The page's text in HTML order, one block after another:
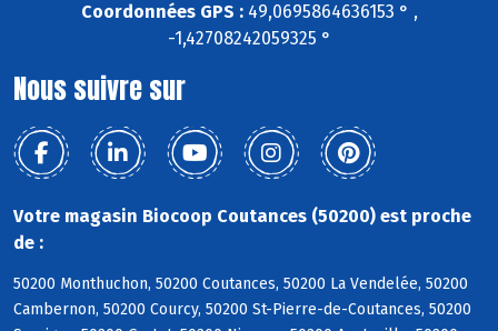
Coordonnées GPS :49,0695864636153 ° ,
-1,42708242059325 °
Nous suivre sur
Votre magasin Biocoop Coutances (50200) est proche
de :
50200 Monthuchon, 50200 Coutances, 50200 La Vendelée, 50200
Cambernon, 50200 Courcy, 50200 St-Pierre-de-Coutances, 50200